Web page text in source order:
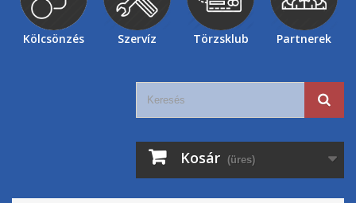
Kölcsönzés Szervíz Törzsklub Partnerek
Kosár (üres)